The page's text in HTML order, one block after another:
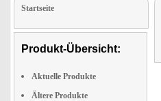
Startseite
Produkt-Übersicht:
Aktuelle Produkte
Ältere Produkte